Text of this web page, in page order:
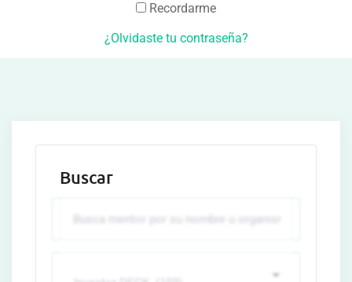
Recordarme
¿Olvidaste tu contraseña?
Buscar